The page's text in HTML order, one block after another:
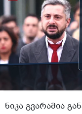
ნიკა გვარამია